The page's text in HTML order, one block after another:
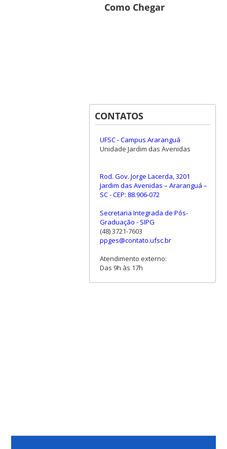
Como Chegar
CONTATOS
UFSC - Campus Araranguá
Unidade Jardim das Avenidas
Rod. Gov. Jorge Lacerda, 3201
Jardim das Avenidas – Araranguá –
SC - CEP: 88.906-072
Secretaria Integrada de Pós-
Graduação - SIPG
(48) 3721-7603
ppges@contato.ufsc.br
Atendimento externo:
Das 9h às 17h